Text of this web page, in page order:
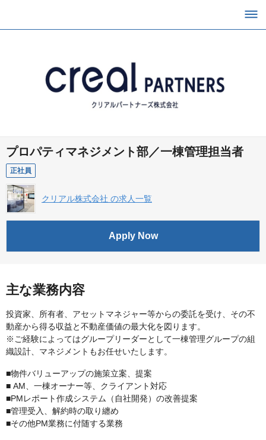
プロパティマネジメント部／一棟管理担当者
正社員
クリアル株式会社 の求人一覧
Apply Now
主な業務内容
投資家、所有者、アセットマネジャー等からの委託を受け、その不
動産から得る収益と不動産価値の最大化を図ります。
※ご経験によってはグループリーダーとして一棟管理グループの組
織設計、マネジメントもお任せいたします。
■物件バリューアップの施策立案、提案
■ AM、一棟オーナー等、クライアント対応
■PMレポート作成システム（自社開発）の改善提案
■管理受入、解約時の取り纏め
■その他PM業務に付随する業務